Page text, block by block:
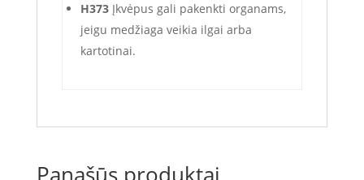
H373 Įkvėpus gali pakenkti organams,
jeigu medžiaga veikia ilgai arba
kartotinai.